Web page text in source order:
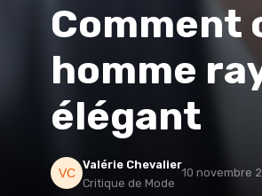
Comment
homme
élégant
Valérie Chevalier
Critique de Mode
10 novembre